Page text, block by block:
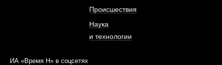
Происшествия
Наука
и технологии
ИА «Время Н» в соцсетях